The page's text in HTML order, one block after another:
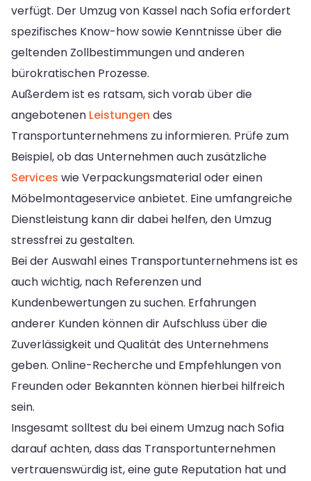
verfügt. Der Umzug von Kassel nach Sofia erfordert
spezifisches Know-how sowie Kenntnisse über die
geltenden Zollbestimmungen und anderen
bürokratischen Prozesse.
Außerdem ist es ratsam, sich vorab über die
angebotenen Leistungen des
Transportunternehmens zu informieren. Prüfe zum
Beispiel, ob das Unternehmen auch zusätzliche
Services wie Verpackungsmaterial oder einen
Möbelmontageservice anbietet. Eine umfangreiche
Dienstleistung kann dir dabei helfen, den Umzug
stressfrei zu gestalten.
Bei der Auswahl eines Transportunternehmens ist es
auch wichtig, nach Referenzen und
Kundenbewertungen zu suchen. Erfahrungen
anderer Kunden können dir Aufschluss über die
Zuverlässigkeit und Qualität des Unternehmens
geben. Online-Recherche und Empfehlungen von
Freunden oder Bekannten können hierbei hilfreich
sein.
Insgesamt solltest du bei einem Umzug nach Sofia
darauf achten, dass das Transportunternehmen
vertrauenswürdig ist, eine gute Reputation hat und